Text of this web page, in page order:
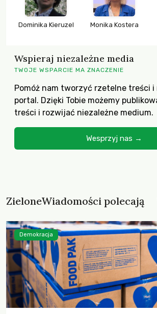
Dominika Kieruzel Monika Kostera
Wspieraj niezależne media
TWOJE WSPARCIE MA ZNACZENIE
Pomóż nam tworzyć rzetelne treści i
portal. Dzięki Tobie możemy
treści i rozwijać niezależne medium.
Wesprzyj nas →
ZieloneWiadomości polecają
Demokracja